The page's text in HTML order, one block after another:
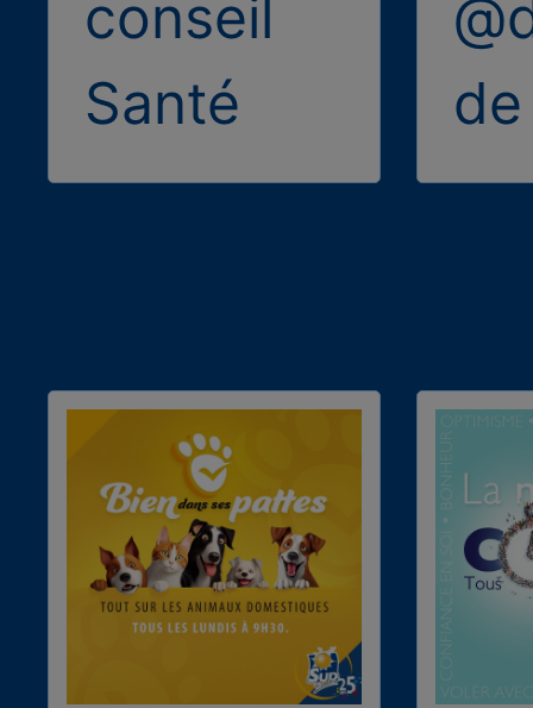
conseil
Santé